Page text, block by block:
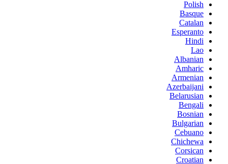
Polish
Basque
Catalan
Esperanto
Hindi
Lao
Albanian
Amharic
Armenian
Azerbaijani
Belarusian
Bengali
Bosnian
Bulgarian
Cebuano
Chichewa
Corsican
Croatian